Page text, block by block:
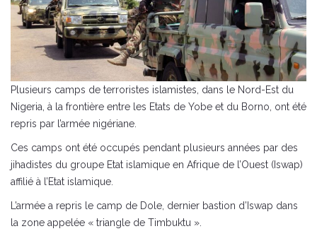
Plusieurs camps de terroristes islamistes, dans le Nord-Est du
Nigeria, à la frontière entre les Etats de Yobe et du Borno, ont été
repris par l’armée nigériane.
Ces camps ont été occupés pendant plusieurs années par des
jihadistes du groupe Etat islamique en Afrique de l’Ouest (Iswap)
affilié à l’Etat islamique.
L’armée a repris le camp de Dole, dernier bastion d’Iswap dans
la zone appelée « triangle de Timbuktu ».